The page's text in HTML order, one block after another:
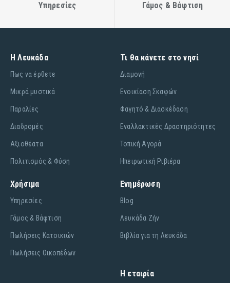
Υπηρεσίες Γάμος & Βάφτιση
Η Λευκάδα
Πως να έρθετε
Μικρά μυστικά
Παραλίες
Διαδρομές
Αξιοθέατα
Πολιτισμός & Φύση
Τι θα κάνετε στο νησί
Διαμονή
Ενοικίαση Σκαφών
Φαγητό & Διασκέδαση
Εναλλακτικές Δραστηριότητες
Τοπική Αγορά
Ηπειρωτική Ριβιέρα
Χρήσιμα
Υπηρεσίες
Γάμος & Βάφτιση
Πωλήσεις Κατοικιών
Πωλήσεις Οικοπέδων
Ενημέρωση
Blog
Λευκάδα Ζήν
Βιβλία για τη Λευκάδα
Η εταιρία